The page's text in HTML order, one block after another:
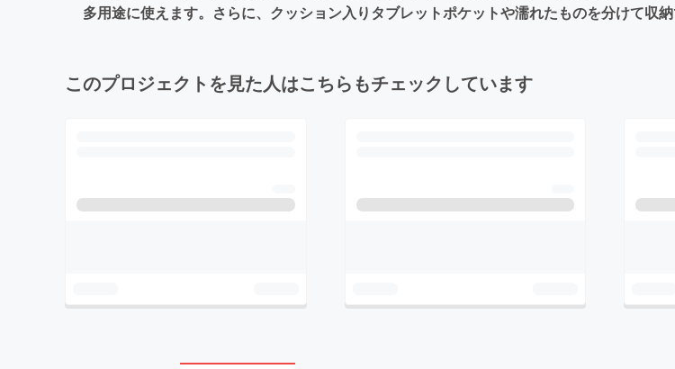
多用途に使えます。さらに、クッション入りタブレットポケットや濡れたものを分けて収
このプロジェクトを見た人はこちらもチェックしています